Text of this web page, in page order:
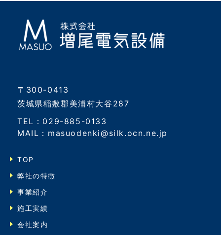
〒300-0413
茨城県稲敷郡美浦村大谷287
TEL：029-885-0133
MAIL：masuodenki@silk.ocn.ne.jp
TOP
弊社の特徴
事業紹介
施工実績
会社案内